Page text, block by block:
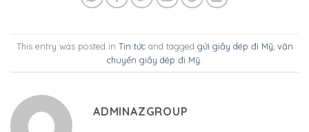
This entry was posted in Tin tứcand tagged gửi giầy dép đi Mỹ, vận
chuyển giầy dép đi Mỹ
ADMINAZGROUP